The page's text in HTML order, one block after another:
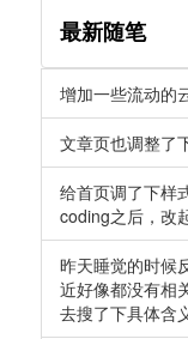
最新随笔
增加一些流动的
文章页也调整了
给首页调了下样
coding之后，改
昨天睡觉的时候
近好像都没有相
去搜了下具体含